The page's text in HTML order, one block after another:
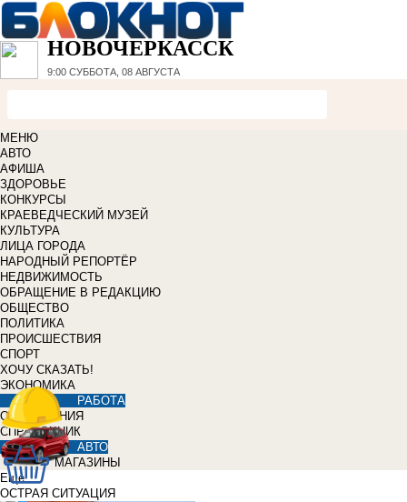
НОВОЧЕРКАССК
9:00 СУББОТА, 08 АВГУСТА
МЕНЮ
АВТО
АФИША
ЗДОРОВЬЕ
КОНКУРСЫ
КРАЕВЕДЧЕСКИЙ МУЗЕЙ
КУЛЬТУРА
ЛИЦА ГОРОДА
НАРОДНЫЙ РЕПОРТЁР
НЕДВИЖИМОСТЬ
ОБРАЩЕНИЕ В РЕДАКЦИЮ
ОБЩЕСТВО
ПОЛИТИКА
ПРОИСШЕСТВИЯ
СПОРТ
ХОЧУ СКАЗАТЬ!
ЭКОНОМИКА
РАБОТА
ОБЪЯВЛЕНИЯ
СПРАВОЧНИК
АВТО
МАГАЗИНЫ
Еще
ОСТРАЯ СИТУАЦИЯ